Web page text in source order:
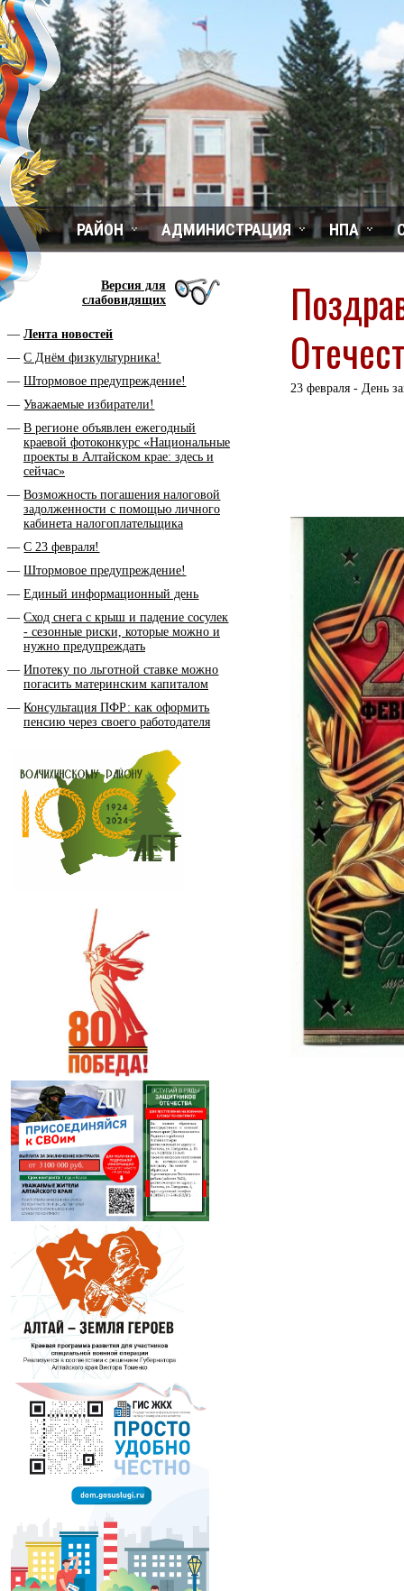
РАЙОН АДМИНИСТРАЦИЯ НПА
Версия для
слабовидящих
Лента новостей
С Днём физкультурника!
Штормовое предупреждение!
Уважаемые избиратели!
В регионе объявлен ежегодный
краевой фотоконкурс «Национальные
проекты в Алтайском крае: здесь и
сейчас»
Возможность погашения налоговой
задолженности с помощью личного
кабинета налогоплательщика
С 23 февраля!
Штормовое предупреждение!
Единый информационный день
Сход снега с крыш и падение сосулек
- сезонные риски, которые можно и
нужно предупреждать
Ипотеку по льготной ставке можно
погасить материнским капиталом
Консультация ПФР: как оформить
пенсию через своего работодателя
23 февраля - День